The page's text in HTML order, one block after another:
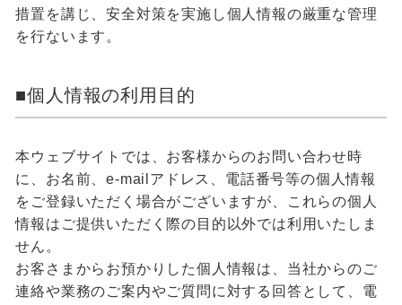
措置を講じ、安全対策を実施し個人情報の厳重な管理
を行ないます。
■個人情報の利用目的
本ウェブサイトでは、お客様からのお問い合わせ時
に、お名前、e-mailアドレス、電話番号等の個人情報
をご登録いただく場合がございますが、これらの個人
情報はご提供いただく際の目的以外では利用いたしま
せん。
お客さまからお預かりした個人情報は、当社からのご
連絡や業務のご案内やご質問に対する回答として、電